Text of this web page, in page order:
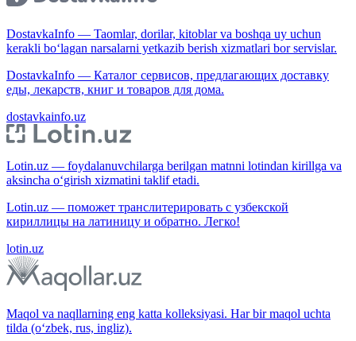
DostavkaInfo — Taomlar, dorilar, kitoblar va boshqa uy uchun
kerakli bo‘lagan narsalarni yetkazib berish xizmatlari bor servislar.
DostavkaInfo — Каталог сервисов, предлагающих доставку
еды, лекарств, книг и товаров для дома.
dostavkainfo.uz
Lotin.uz — foydalanuvchilarga berilgan matnni lotindan kirillga va
aksincha o‘girish xizmatini taklif etadi.
Lotin.uz — поможет транслитерировать с узбекской
кириллицы на латиницу и обратно. Легко!
lotin.uz
Maqol va naqllarning eng katta kolleksiyasi. Har bir maqol uchta
tilda (o‘zbek, rus, ingliz).